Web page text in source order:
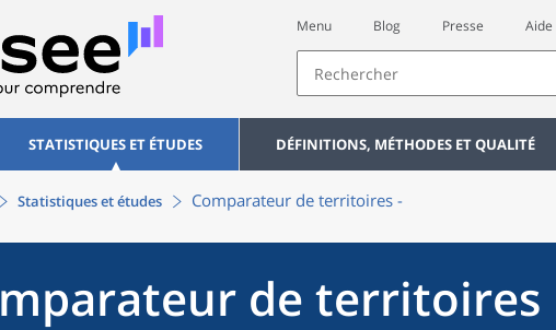
Menu Blog Presse Aide
STATISTIQUES ET ÉTUDES DÉFINITIONS, MÉTHODES ET QUALITÉ
Statistiques et études Comparateur de territoires -
de territoires